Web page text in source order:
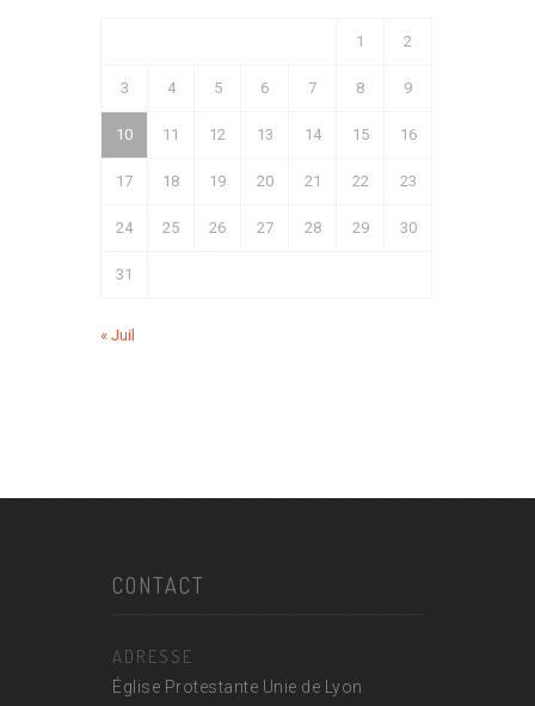
1 2
3 4 5 6 7 8 9
10 11 12 13 14 15 16
17 18 19 20 21 22 23
24 25 26 27 28 29 30
31
« Juil
CONTACT
ADRESSE
Église Protestante Unie de Lyon